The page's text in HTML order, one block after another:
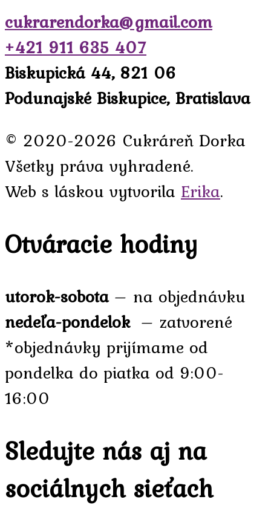
cukrarendorka@gmail.com
+421 911 635 407
Biskupická 44, 821 06
Podunajské Biskupice, Bratislava
© 2020-2026 Cukráreň Dorka
Všetky práva vyhradené.
Web s láskou vytvorila Erika.
Otváracie hodiny
utorok-sobota– na objednávku
nedeľa-pondelok – zatvorené
*objednávky prijímame od
pondelka do piatka od 9:00-
16:00
Sledujte nás aj na
sociálnych sieťach